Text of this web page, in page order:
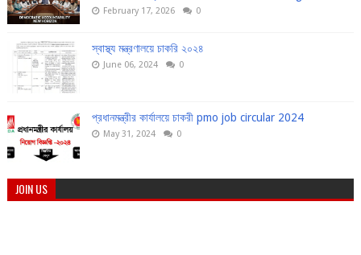
February 17, 2026 0
স্বাস্থ্য মন্ত্রণালয়ে চাকরি ২০২৪
June 06, 2024 0
প্রধানমন্ত্রীর কার্যালয়ে চাকরী pmo job circular 2024
May 31, 2024 0
JOIN US